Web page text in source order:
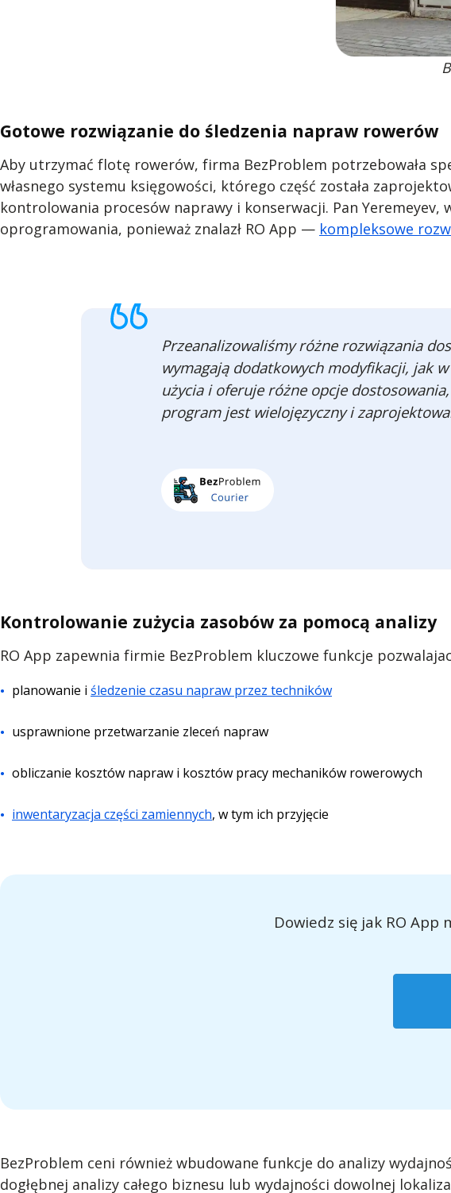
Gotowe rozwiązanie do śledzenia napraw rowerów
Aby utrzymać flotę rowerów, firma BezProblem potrzebowała
własnego systemu księgowości, którego część została
kontrolowania procesów naprawy i konserwacji. Pan
oprogramowania, ponieważ znalazł RO App — kompleksowe
Przeanalizowaliśmy różne rozwiązania
wymagają dodatkowych modyfikacji, jak
użycia i oferuje różne opcje
program jest wielojęzyczny i
Kontrolowanie zużycia zasobów za pomocą analizy
RO App zapewnia firmie BezProblem kluczowe funkcje
planowanie i śledzenie czasu napraw przez techników
usprawnione przetwarzanie zleceń napraw
obliczanie kosztów napraw i kosztów pracy mechaników rowerowych
inwentaryzacja części zamiennych, w tym ich przyjęcie
Dowiedz się jak RO
BezProblem ceni również wbudowane funkcje do analizy
dogłębnej analizy całego biznesu lub wydajności dowolnej